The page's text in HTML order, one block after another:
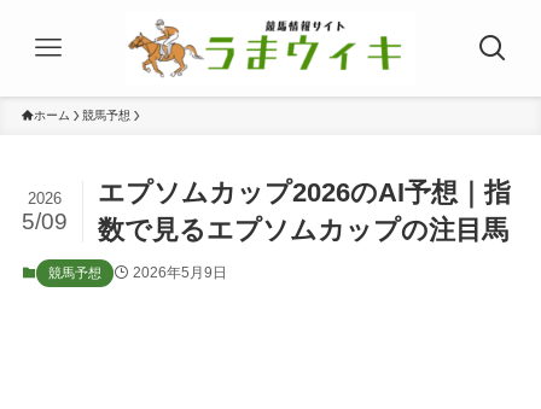
ホーム 競馬予想
エプソムカップ2026のAI予想｜指
数で見るエプソムカップの注目馬
2026
5/09
競馬予想 2026年5月9日